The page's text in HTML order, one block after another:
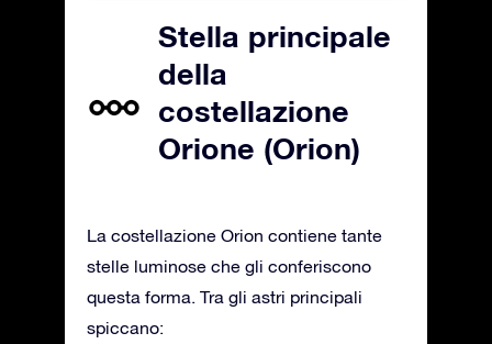
Stella principale
della
costellazione
Orione (Orion)
La costellazione Orion contiene tante
stelle luminose che gli conferiscono
questa forma. Tra gli astri principali
spiccano: